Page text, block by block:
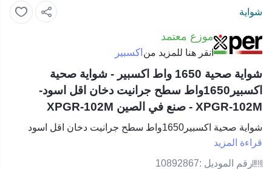
شواية
موزع معتمد
انقر هنا للمزيد من اكسبير
شواية صحية 1650 واط اكسبير - شواية صحية
اكسبير1650واط سطح جرانيت دخان اقل اسود-
XPGR-102M - صنع في الصين XPGR-102M
شواية صحية اكسبير1650واط سطح جرانيت دخان اقل اسود
قراءة المزيد
رقم الموديل :10892867